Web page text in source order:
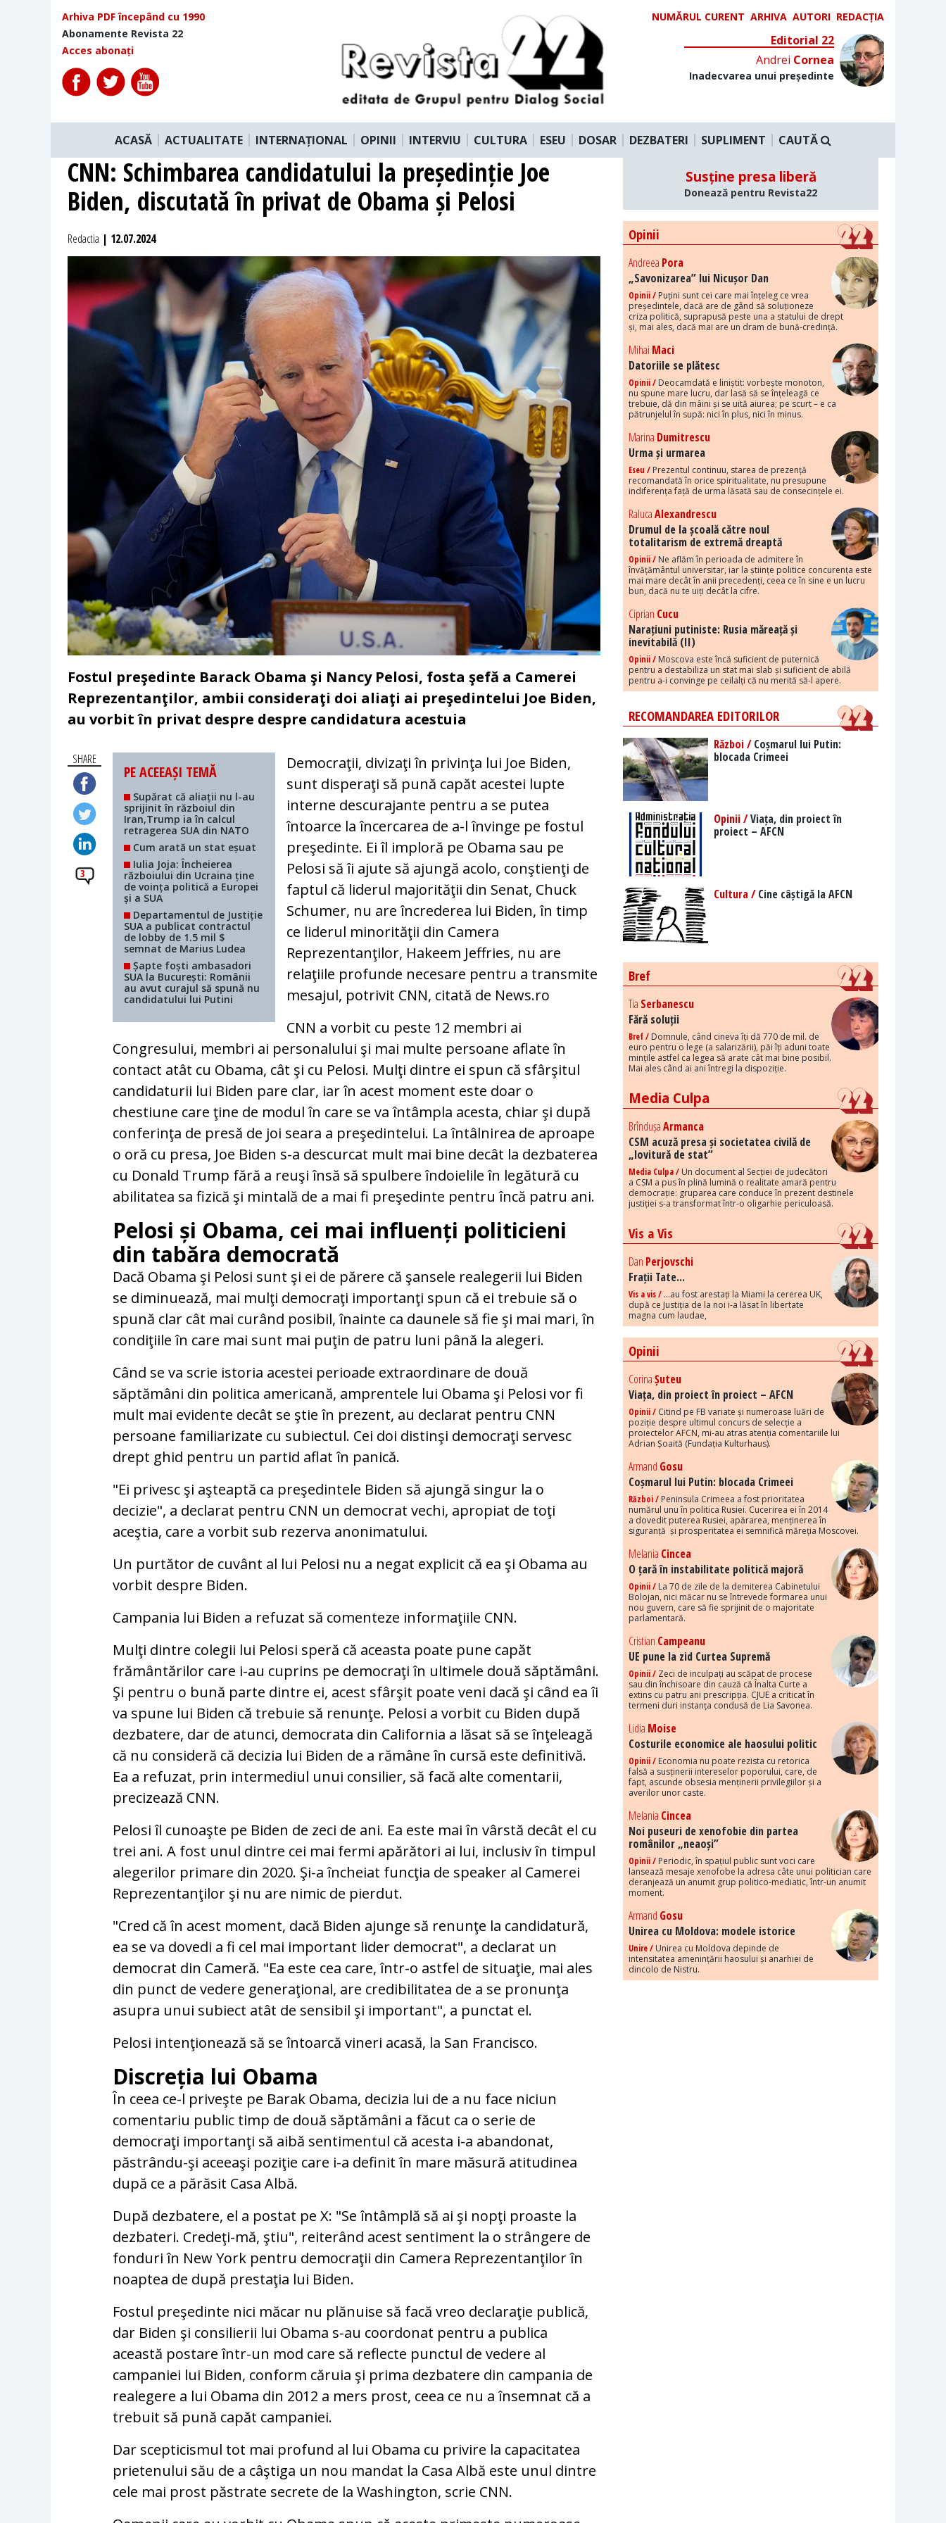
Arhiva PDF începând cu 1990
Abonamente Revista 22
Acces abonați
NUMĂRUL CURENT ARHIVA AUTORI REDACȚIA
Editorial 22
Andrei Cornea
Inadecvarea unui președinte
ACASĂ ACTUALITATE INTERNAȚIONAL OPINII INTERVIU CULTURA ESEU DOSAR DEZBATERI SUPLIMENT CAUTĂ
CNN: Schimbarea candidatului la președinție Joe
Biden, discutată în privat de Obama și Pelosi
Redactia | 12.07.2024
Fostul preşedinte Barack Obama şi Nancy Pelosi, fosta şefă a Camerei
Reprezentanţilor, ambii consideraţi doi aliaţi ai preşedintelui Joe Biden,
au vorbit în privat despre despre candidatura acestuia
SHARE
3
PE ACEEAȘI TEMĂ
Supărat că aliații nu l-au
sprijinit în războiul din
Iran,Trump ia în calcul
retragerea SUA din NATO
Cum arată un stat eșuat
Iulia Joja: Încheierea
războiului din Ucraina ține
de voința politică a Europei
și a SUA
Departamentul de Justiție
SUA a publicat contractul
de lobby de 1.5 mil $
semnat de Marius Ludea
Șapte foști ambasadori
SUA la București: Românii
au avut curajul să spună nu
candidatului lui Putini
Democraţii, divizaţi în privinţa lui Joe Biden,
sunt disperaţi să pună capăt acestei lupte
interne descurajante pentru a se putea
întoarce la încercarea de a-l învinge pe fostul
preşedinte. Ei îl imploră pe Obama sau pe
Pelosi să îi ajute să ajungă acolo, conştienţi de
faptul că liderul majorităţii din Senat, Chuck
Schumer, nu are încrederea lui Biden, în timp
ce liderul minorităţii din Camera
Reprezentanţilor, Hakeem Jeffries, nu are
relaţiile profunde necesare pentru a transmite
mesajul, potrivit CNN, citată de News.ro
CNN a vorbit cu peste 12 membri ai
Congresului, membri ai personalului şi mai multe persoane aflate în
contact atât cu Obama, cât şi cu Pelosi. Mulţi dintre ei spun că sfârşitul
candidaturii lui Biden pare clar, iar în acest moment este doar o
chestiune care ţine de modul în care se va întâmpla acesta, chiar şi după
conferinţa de presă de joi seara a preşedintelui. La întâlnirea de aproape
o oră cu presa, Joe Biden s-a descurcat mult mai bine decât la dezbaterea
cu Donald Trump fără a reuşi însă să spulbere îndoielile în legătură cu
abilitatea sa fizică şi mintală de a mai fi preşedinte pentru încă patru ani.
Pelosi și Obama, cei mai influenți politicieni
din tabăra democrată
Dacă Obama şi Pelosi sunt şi ei de părere că şansele realegerii lui Biden
se diminuează, mai mulţi democraţi importanţi spun că ei trebuie să o
spună clar cât mai curând posibil, înainte ca daunele să fie şi mai mari, în
condiţiile în care mai sunt mai puţin de patru luni până la alegeri.
Când se va scrie istoria acestei perioade extraordinare de două
săptămâni din politica americană, amprentele lui Obama şi Pelosi vor fi
mult mai evidente decât se ştie în prezent, au declarat pentru CNN
persoane familiarizate cu subiectul. Cei doi distinşi democraţi servesc
drept ghid pentru un partid aflat în panică.
"Ei privesc şi aşteaptă ca preşedintele Biden să ajungă singur la o
decizie", a declarat pentru CNN un democrat vechi, apropiat de toţi
aceştia, care a vorbit sub rezerva anonimatului.
Un purtător de cuvânt al lui Pelosi nu a negat explicit că ea şi Obama au
vorbit despre Biden.
Campania lui Biden a refuzat să comenteze informaţiile CNN.
Mulţi dintre colegii lui Pelosi speră că aceasta poate pune capăt
frământărilor care i-au cuprins pe democraţi în ultimele două săptămâni.
Şi pentru o bună parte dintre ei, acest sfârşit poate veni dacă şi când ea îi
va spune lui Biden că trebuie să renunţe. Pelosi a vorbit cu Biden după
dezbatere, dar de atunci, democrata din California a lăsat să se înţeleagă
că nu consideră că decizia lui Biden de a rămâne în cursă este definitivă.
Ea a refuzat, prin intermediul unui consilier, să facă alte comentarii,
precizează CNN.
Pelosi îl cunoaşte pe Biden de zeci de ani. Ea este mai în vârstă decât el cu
trei ani. A fost unul dintre cei mai fermi apărători ai lui, inclusiv în timpul
alegerilor primare din 2020. Şi-a încheiat funcţia de speaker al Camerei
Reprezentanţilor şi nu are nimic de pierdut.
"Cred că în acest moment, dacă Biden ajunge să renunţe la candidatură,
ea se va dovedi a fi cel mai important lider democrat", a declarat un
democrat din Cameră. "Ea este cea care, într-o astfel de situaţie, mai ales
din punct de vedere generaţional, are credibilitatea de a se pronunţa
asupra unui subiect atât de sensibil şi important", a punctat el.
Pelosi intenţionează să se întoarcă vineri acasă, la San Francisco.
Discreția lui Obama
În ceea ce-l priveşte pe Barak Obama, decizia lui de a nu face niciun
comentariu public timp de două săptămâni a făcut ca o serie de
democraţi importanţi să aibă sentimentul că acesta i-a abandonat,
păstrându-şi aceeaşi poziţie care i-a definit în mare măsură atitudinea
după ce a părăsit Casa Albă.
După dezbatere, el a postat pe X: "Se întâmplă să ai şi nopţi proaste la
dezbateri. Credeţi-mă, ştiu", reiterând acest sentiment la o strângere de
fonduri în New York pentru democraţii din Camera Reprezentanţilor în
noaptea de după prestaţia lui Biden.
Fostul preşedinte nici măcar nu plănuise să facă vreo declaraţie publică,
dar Biden şi consilierii lui Obama s-au coordonat pentru a publica
această postare într-un mod care să reflecte punctul de vedere al
campaniei lui Biden, conform căruia şi prima dezbatere din campania de
realegere a lui Obama din 2012 a mers prost, ceea ce nu a însemnat că a
trebuit să pună capăt campaniei.
Dar scepticismul tot mai profund al lui Obama cu privire la capacitatea
prietenului său de a câştiga un nou mandat la Casa Albă este unul dintre
cele mai prost păstrate secrete de la Washington, scrie CNN.
Susține presa liberă
Donează pentru Revista22
Opinii
Andreea Pora
„Savonizarea” lui Nicușor Dan
Opinii / Puțini sunt cei care mai înțeleg ce vrea
președintele, dacă are de gând să soluționeze
criza politică, suprapusă peste una a statului de drept
și, mai ales, dacă mai are un dram de bună-credință.
Mihai Maci
Datoriile se plătesc
Opinii / Deocamdată e liniștit: vorbește monoton,
nu spune mare lucru, dar lasă să se înțeleagă ce
trebuie, dă din mâini și se uită aiurea; pe scurt – e ca
pătrunjelul în supă: nici în plus, nici în minus.
Marina Dumitrescu
Urma și urmarea
Eseu / Prezentul continuu, starea de prezență
recomandată în orice spiritualitate, nu presupune
indiferența față de urma lăsată sau de consecințele ei.
RalucaAlexandrescu
Drumul de la școală către noul
totalitarism de extremă dreaptă
Opinii / Ne aflăm în perioada de admitere în
învățământul universitar, iar la științe politice concurența este
mai mare decât în anii precedenți, ceea ce în sine e un lucru
bun, dacă nu te uiți decât la cifre.
Ciprian Cucu
Narațiuni putiniste: Rusia măreață și
inevitabilă (II)
Opinii / Moscova este încă suficient de puternică
pentru a destabiliza un stat mai slab și suficient de abilă
pentru a-i convinge pe ceilalți că nu merită să-l apere.
RECOMANDAREA EDITORILOR
Război /Coșmarul lui Putin:
blocada Crimeei
Opinii /Viața, din proiect în
proiect – AFCN
Cultura /Cine câștigă la AFCN
Bref
Tia Serbanescu
Fără soluții
Bref / Domnule, când cineva îți dă 770 de mil. de
euro pentru o lege (a salarizării), păi îți aduni toate
mințile astfel ca legea să arate cât mai bine posibil.
Mai ales când ai ani întregi la dispoziție.
Media Culpa
BrîndușaArmanca
CSM acuză presa și societatea civilă de
„lovitură de stat”
Media Culpa / Un document al Secției de judecători
a CSM a pus în plină lumină o realitate amară pentru
democrație: gruparea care conduce în prezent destinele
justiției s-a transformat într-o oligarhie periculoasă.
Vis a Vis
Dan Perjovschi
Frații Tate...
Vis a vis / ...au fost arestați la Miami la cererea UK,
după ce Justiția de la noi i-a lăsat în libertate
magna cum laudae,
Opinii
CorinaȘuteu
Viața, din proiect în proiect – AFCN
Opinii / Citind pe FB variate și numeroase luări de
poziție despre ultimul concurs de selecție a
proiectelor AFCN, mi-au atras atenția comentariile lui
Adrian Șoaită (Fundația Kulturhaus).
Armand Gosu
Coșmarul lui Putin: blocada Crimeei
Război / Peninsula Crimeea a fost prioritatea
numărul unu în politica Rusiei. Cucerirea ei în 2014
a dovedit puterea Rusiei, apărarea, menținerea în
siguranță și prosperitatea ei semnifică măreția Moscovei.
Melania Cincea
O țară în instabilitate politică majoră
Opinii / La 70 de zile de la demiterea Cabinetului
Bolojan, nici măcar nu se întrevede formarea unui
nou guvern, care să fie sprijinit de o majoritate
parlamentară.
Cristian Campeanu
UE pune la zid Curtea Supremă
Opinii / Zeci de inculpați au scăpat de procese
sau din închisoare din cauză că Înalta Curte a
extins cu patru ani prescripția. CJUE a criticat în
termeni duri instanța condusă de Lia Savonea.
Lidia Moise
Costurile economice ale haosului politic
Opinii / Economia nu poate rezista cu retorica
falsă a susținerii intereselor poporului, care, de
fapt, ascunde obsesia menținerii privilegiilor și a
averilor unor caste.
Melania Cincea
Noi puseuri de xenofobie din partea
românilor „neaoși”
Opinii / Periodic, în spațiul public sunt voci care
lansează mesaje xenofobe la adresa câte unui politician care
deranjează un anumit grup politico-mediatic, într-un anumit
moment.
Armand Gosu
Unirea cu Moldova: modele istorice
Unire / Unirea cu Moldova depinde de
intensitatea amenințării haosului și anarhiei de
dincolo de Nistru.